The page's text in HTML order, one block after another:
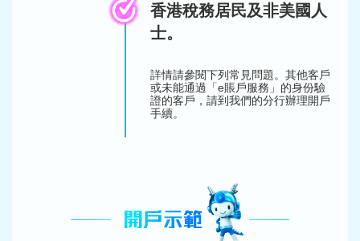
香港稅務居民及非美國人
士。
詳情請參閱下列常見問題。其他客戶
或未能通過「e賬戶服務」的身份驗
證的客戶，請到我們的分行辦理開戶
手續。